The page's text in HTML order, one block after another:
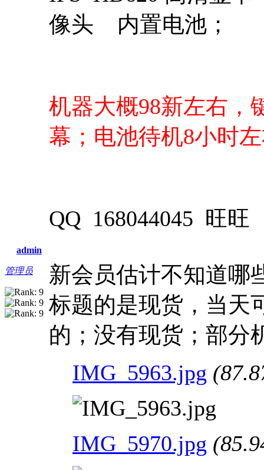
admin
管理员
像头 内置电池；
机器大概98新左右，
幕；电池待机8小时
QQ 168044045 旺旺
新会员估计不知道哪
标题的是现货，当天
的；没有现货；部分
IMG_5963.jpg
IMG_5970.jpg